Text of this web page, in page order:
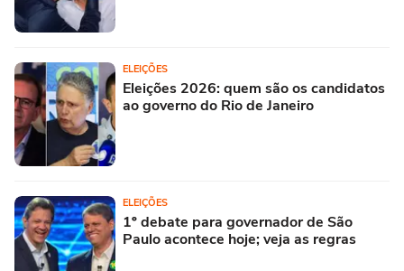
ELEIÇÕES
Eleições 2026: quem são os candidatos
ao governo do Rio de Janeiro
ELEIÇÕES
1º debate para governador de São
Paulo acontece hoje; veja as regras